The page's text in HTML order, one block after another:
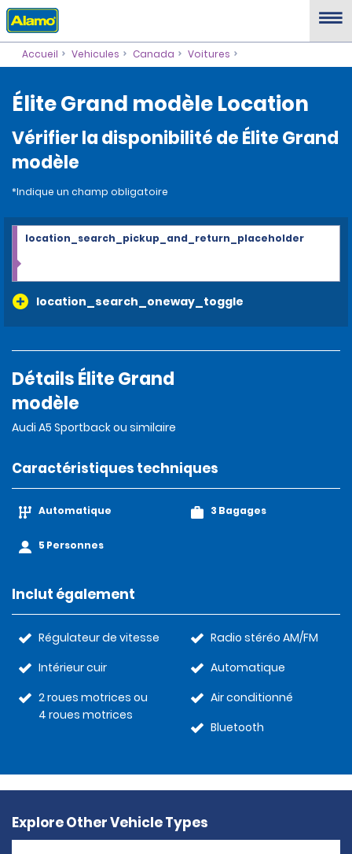
Accueil Vehicules Canada Voitures
Élite Grand modèle Location
Vérifier la disponibilité de Élite Grand
modèle
*Indique un champ obligatoire
location_search_oneway_toggle
location_search_pickup_and_return_placeholder
Détails Élite Grand
modèle
Audi A5 Sportback ou similaire
Caractéristiques techniques
Automatique
5 Personnes
3 Bagages
Inclut également
Régulateur de vitesse
Intérieur cuir
2 roues motrices ou
4 roues motrices
Radio stéréo AM/FM
Automatique
Air conditionné
Bluetooth
Explore Other Vehicle Types